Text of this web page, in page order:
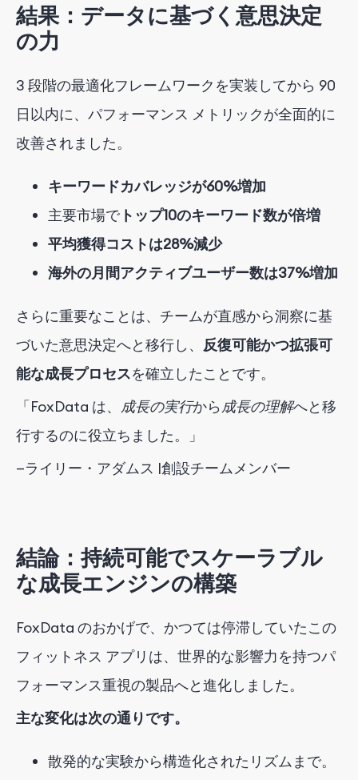
結果：データに基づく意思決定
の力
3 段階の最適化フレームワークを実装してから 90
日以内に、パフォーマンス メトリックが全面的に
改善されました。
キーワードカバレッジが60%増加
主要市場でトップ10のキーワード数が倍増
平均獲得コストは28%減少
海外の月間アクティブユーザー数は37%増加
さらに重要なことは、チームが直感から洞察に基
づいた意思決定へと移行し、 反復可能かつ拡張可
能な成長プロセスを確立したことです。
「FoxData は、 成長の実行から成長の理解へと移
行するのに役立ちました。」
—ライリー・アダムス |創設チームメンバー
結論：持続可能でスケーラブル
な成長エンジンの構築
FoxData のおかげで、かつては停滞していたこの
フィットネス アプリは、世界的な影響力を持つパ
フォーマンス重視の製品へと進化しました。
主な変化は次の通りです。
散発的な実験から構造化されたリズムまで。